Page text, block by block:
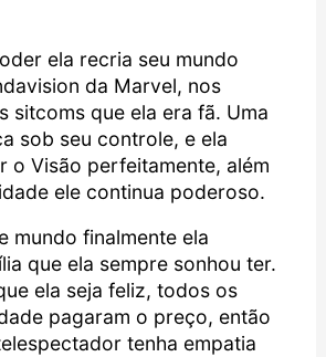
ela recria seu mundo
da Marvel, nos
sitcoms que ela era fã. Uma
sob seu controle, e ela
o Visão perfeitamente, além
ele continua poderoso.
mundo finalmente ela
que ela sempre sonhou ter.
ela seja feliz, todos os
pagaram o preço, então
tenha empatia